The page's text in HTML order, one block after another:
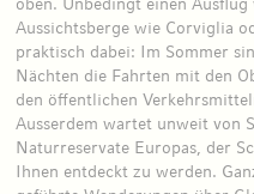
Aussichtsberge wie Corviglia
praktisch dabei: Im Sommer
Nächten die Fahrten mit den
den öffentlichen
Ausserdem wartet unweit von
Naturreservate Europas, der
Ihnen entdeckt zu werden.